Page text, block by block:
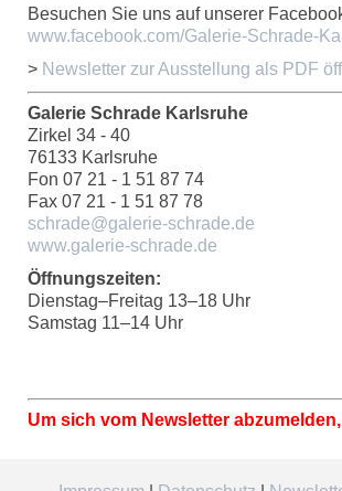
Besuchen Sie uns auf unserer
www.facebook.com/Galerie-Schrade-
> Newsletter zur Ausstellung als PDF
Galerie Schrade Karlsruhe
Zirkel 34 - 40
76133 Karlsruhe
Fon 07 21 - 1 51 87 74
Fax 07 21 - 1 51 87 78
schrade@galerie-schrade.de
www.galerie-schrade.de
Öffnungszeiten:
Dienstag–Freitag 13–18 Uhr
Samstag 11–14 Uhr
Um sich vom Newsletter